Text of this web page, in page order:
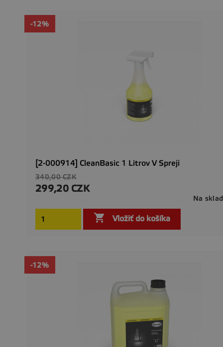
[2-000914] CleanBasic 1 Litrov V Spreji
Základná
cena
340,00 CZK
-12%
Cena
299,20 CZK
Na
 Vložiť do košíka
-12%